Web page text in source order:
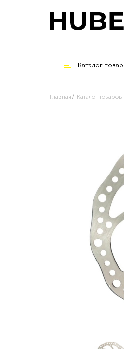
Каталог
Главная Каталог товаров